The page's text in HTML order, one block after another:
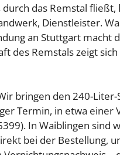
das Remstal
Dienstleister.
an Stuttgart
des Remstals zeigt
bringen den 240-
Termin, in etwa einer
In Waiblingen
bei der Bestellung,